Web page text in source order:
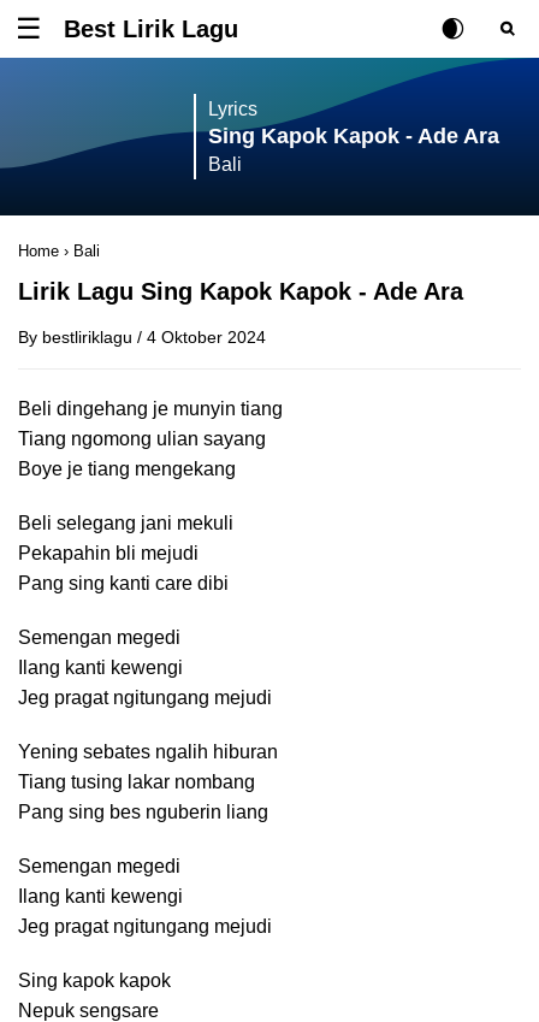
Tombol untuk membuka atau menutup menu
Best Lirik Lagu Rubah Posisi
Tombol
Lyrics
Sing Kapok Kapok - Ade Ara
Bali
Home › Bali
Lirik Lagu Sing Kapok Kapok - Ade Ara
By bestliriklagu / 4 Oktober 2024
Beli dingehang je munyin tiang
Tiang ngomong ulian sayang
Boye je tiang mengekang
Beli selegang jani mekuli
Pekapahin bli mejudi
Pang sing kanti care dibi
Semengan megedi
Ilang kanti kewengi
Jeg pragat ngitungang mejudi
Yening sebates ngalih hiburan
Tiang tusing lakar nombang
Pang sing bes nguberin liang
Semengan megedi
Ilang kanti kewengi
Jeg pragat ngitungang mejudi
Sing kapok kapok
Nepuk sengsare